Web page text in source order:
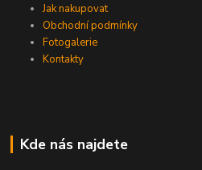
Jak nakupovat
Obchodní podmínky
Fotogalerie
Kontakty
Kde nás najdete